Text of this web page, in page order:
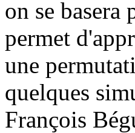
on se
permet
une
quelques
François